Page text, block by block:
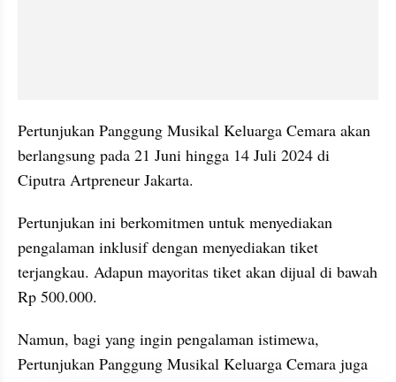
Pertunjukan Panggung Musikal Keluarga Cemara akan
berlangsung pada 21 Juni hingga 14 Juli 2024 di
Ciputra Artpreneur Jakarta.
Pertunjukan ini berkomitmen untuk menyediakan
pengalaman inklusif dengan menyediakan tiket
terjangkau. Adapun mayoritas tiket akan dijual di bawah
Rp 500.000.
Namun, bagi yang ingin pengalaman istimewa,
Pertunjukan Panggung Musikal Keluarga Cemara juga